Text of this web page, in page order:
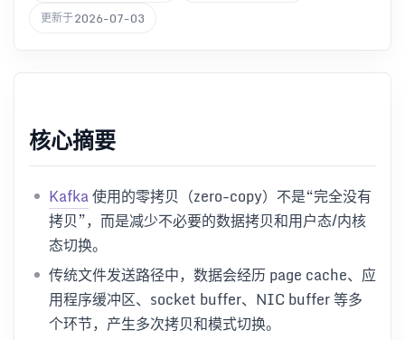
更新于2026-07-03
核心摘要
Kafka使用的零拷贝（zero-copy）不是“完全没有
拷贝”，而是减少不必要的数据拷贝和用户态/内核
态切换。
传统文件发送路径中，数据会经历 page cache、应
用程序缓冲区、socket buffer、NIC buffer 等多
个环节，产生多次拷贝和模式切换。